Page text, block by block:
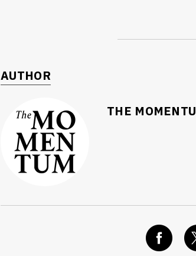
AUTHOR
THE